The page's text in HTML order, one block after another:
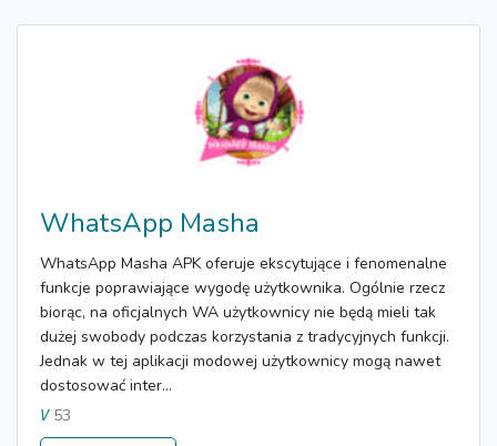
WhatsApp Masha
WhatsApp Masha APK oferuje ekscytujące i fenomenalne
funkcje poprawiające wygodę użytkownika. Ogólnie rzecz
biorąc, na oficjalnych WA użytkownicy nie będą mieli tak
dużej swobody podczas korzystania z tradycyjnych funkcji.
Jednak w tej aplikacji modowej użytkownicy mogą nawet
dostosować inter...
V53